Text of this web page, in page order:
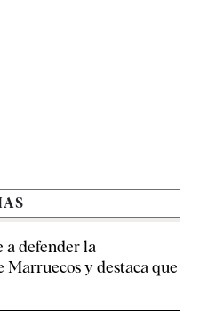
a defender la
Marruecos y destaca que